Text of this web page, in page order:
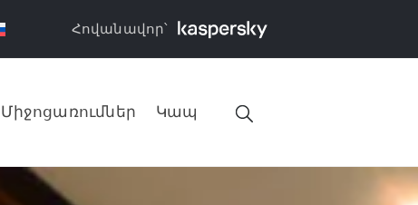
Հովանավոր՝
Միջոցառումներ Կապ